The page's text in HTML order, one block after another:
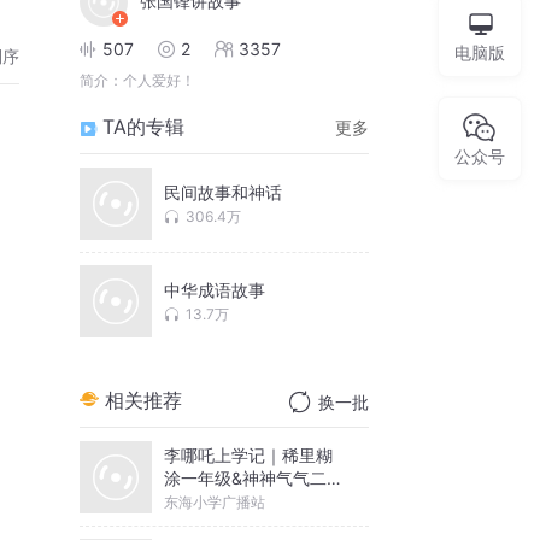
507 2 3357
简介： 个人爱好！
TA的专辑 更多
民间故事和神话
306.4万
中华成语故事
13.7万
相关推荐 换一批
李哪吒上学记｜稀里糊
涂一年级&神神气气二年
级
东海小学广播站
电脑版
公众号